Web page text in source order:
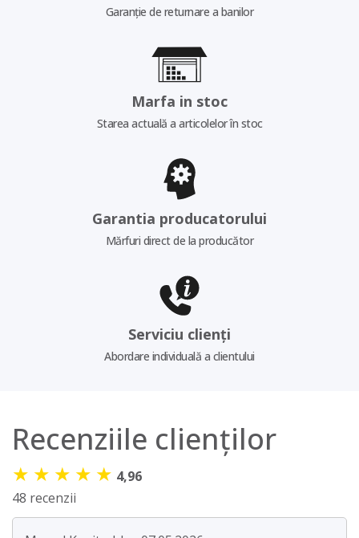
Garanție de returnare a banilor
Marfa in stoc
Starea actuală a articolelor în stoc
Garantia producatorului
Mărfuri direct de la producător
Serviciu clienți
Abordare individuală a clientului
Recenziile clienților
★ ★ ★ ★ ★ 4,96
48 recenzii